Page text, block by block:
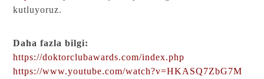
kutluyoruz.
Daha fazla bilgi:
https://doktorclubawards.com/index.php
https://www.youtube.com/watch?v=HKASQ7ZbG7M